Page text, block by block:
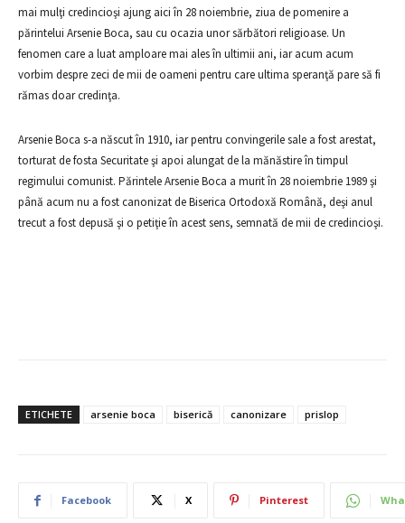
mai mulţi credincioşi ajung aici în 28 noiembrie, ziua de pomenire a
părintelui Arsenie Boca, sau cu ocazia unor sărbători religioase. Un
fenomen care a luat amploare mai ales în ultimii ani, iar acum acum
vorbim despre zeci de mii de oameni pentru care ultima speranţă pare să fi
rămas doar credinţa.
Arsenie Boca s-a născut în 1910, iar pentru convingerile sale a fost arestat,
torturat de fosta Securitate şi apoi alungat de la mănăstire în timpul
regimului comunist. Părintele Arsenie Boca a murit în 28 noiembrie 1989 şi
până acum nu a fost canonizat de Biserica Ortodoxă Română, deşi anul
trecut a fost depusă şi o petiţie în acest sens, semnată de mii de credincioşi.
ETICHETE arsenie boca biserică canonizare prislop
Facebook X Pinterest